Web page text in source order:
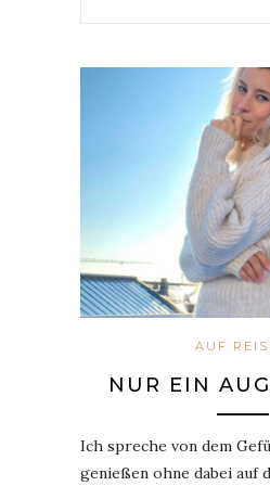
AUF
NUR EIN
Ich spreche von dem
genießen ohne dabei auf